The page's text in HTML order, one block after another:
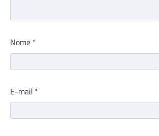
Nome *
E-mail *